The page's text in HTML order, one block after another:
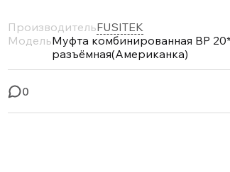
ПроизводительFUSITEK
МодельМуфта комбинированная ВР
разъёмная(Американка)
0